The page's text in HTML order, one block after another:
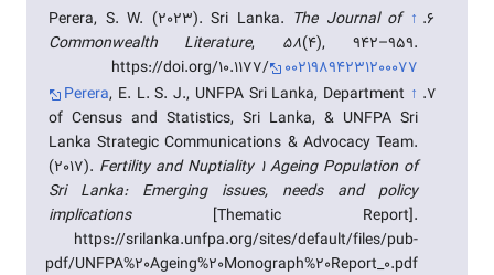
↑
Perera, S. W. (2023). Sri Lanka. The Journal of
Commonwealth Literature, 58(4), 942–959.
https://doi.org/10.1177/
00219894231200077
↑
Perera, E. L. S. J., UNFPA Sri Lanka, Department
of Census and Statistics, Sri Lanka, & UNFPA Sri
Lanka Strategic Communications & Advocacy Team.
(2017). Fertility and Nuptiality 1 Ageing Population of
Sri Lanka: Emerging issues, needs and policy
implications[Thematic Report].
https://srilanka.unfpa.org/sites/default/files/pub-
pdf/UNFPA%20Ageing%20Monograph%20Report_0.pdf